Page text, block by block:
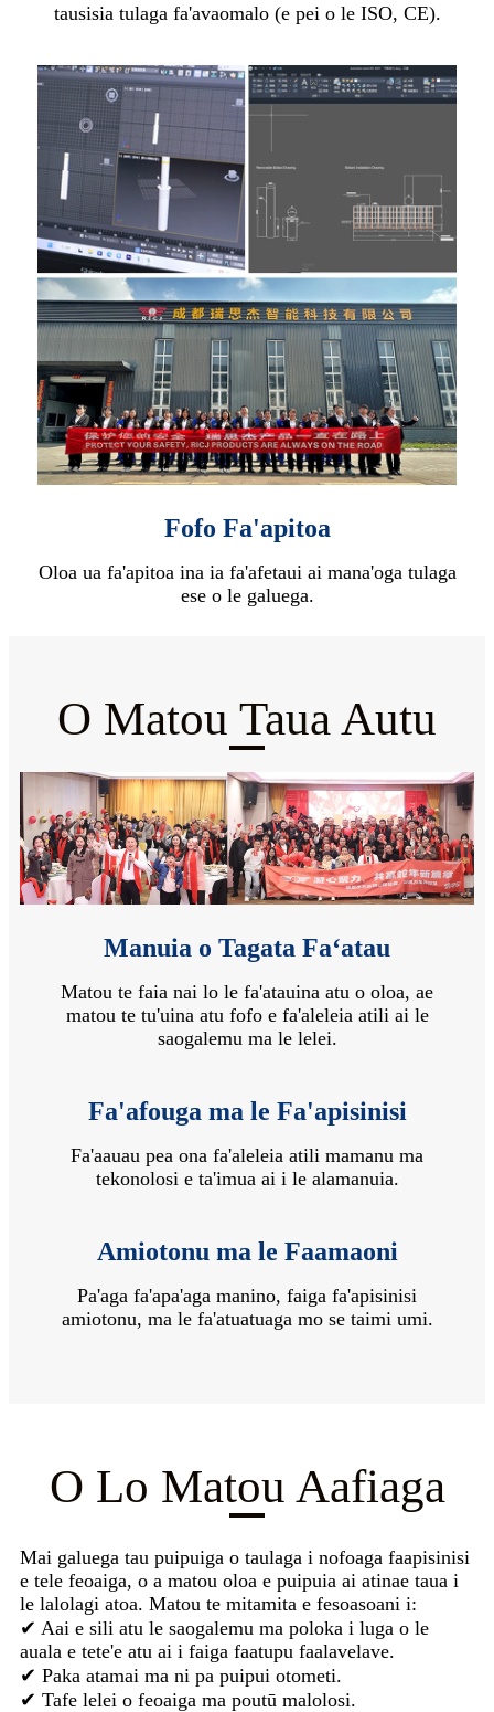
tausisia tulaga fa'avaomalo (e pei o le ISO, CE).
Fofo Fa'apitoa
Oloa ua fa'apitoa ina ia fa'afetaui ai mana'oga tulaga
ese o le galuega.
O Matou Taua Autu
Manuia o Tagata Faʻatau
Matou te faia nai lo le fa'atauina atu o oloa, ae
matou te tu'uina atu fofo e fa'aleleia atili ai le
saogalemu ma le lelei.
Fa'afouga ma le Fa'apisinisi
Fa'aauau pea ona fa'aleleia atili mamanu ma
tekonolosi e ta'imua ai i le alamanuia.
Amiotonu ma le Faamaoni
Pa'aga fa'apa'aga manino, faiga fa'apisinisi
amiotonu, ma le fa'atuatuaga mo se taimi umi.
O Lo Matou Aafiaga
Mai galuega tau puipuiga o taulaga i nofoaga faapisinisi
e tele feoaiga, o a matou oloa e puipuia ai atinae taua i
le lalolagi atoa. Matou te mitamita e fesoasoani i:
✔ Aai e sili atu le saogalemu ma poloka i luga o le
auala e tete'e atu ai i faiga faatupu faalavelave.
✔ Paka atamai ma ni pa puipui otometi.
✔ Tafe lelei o feoaiga ma poutū malolosi.